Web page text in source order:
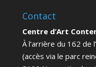
Contact
Centre d’Art
À l’arrière du 162 de
(accès via le parc